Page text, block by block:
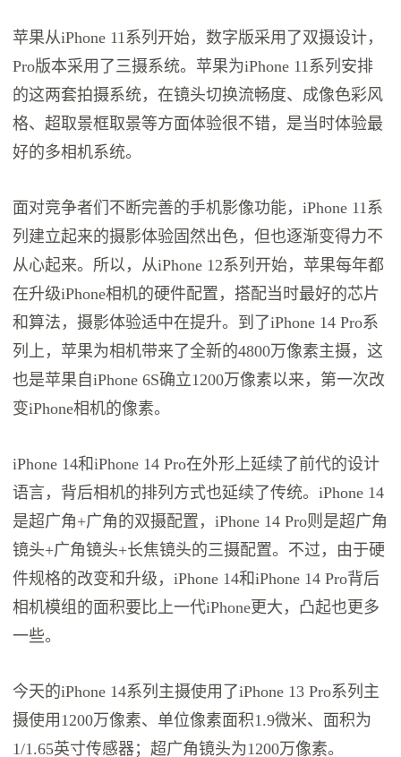
苹果从iPhone 11系列开始，数字版采用了双摄设计，
Pro版本采用了三摄系统。苹果为iPhone 11系列安排
的这两套拍摄系统，在镜头切换流畅度、成像色彩风
格、超取景框取景等方面体验很不错，是当时体验最
好的多相机系统。
面对竞争者们不断完善的手机影像功能，iPhone 11系
列建立起来的摄影体验固然出色，但也逐渐变得力不
从心起来。所以，从iPhone 12系列开始，苹果每年都
在升级iPhone相机的硬件配置，搭配当时最好的芯片
和算法，摄影体验适中在提升。到了iPhone 14 Pro系
列上，苹果为相机带来了全新的4800万像素主摄，这
也是苹果自iPhone 6S确立1200万像素以来，第一次改
变iPhone相机的像素。
iPhone 14和iPhone 14 Pro在外形上延续了前代的设计
语言，背后相机的排列方式也延续了传统。iPhone 14
是超广角+广角的双摄配置，iPhone 14 Pro则是超广角
镜头+广角镜头+长焦镜头的三摄配置。不过，由于硬
件规格的改变和升级，iPhone 14和iPhone 14 Pro背后
相机模组的面积要比上一代iPhone更大，凸起也更多
一些。
今天的iPhone 14系列主摄使用了iPhone 13 Pro系列主
摄使用1200万像素、单位像素面积1.9微米、面积为
1/1.65英寸传感器；超广角镜头为1200万像素。